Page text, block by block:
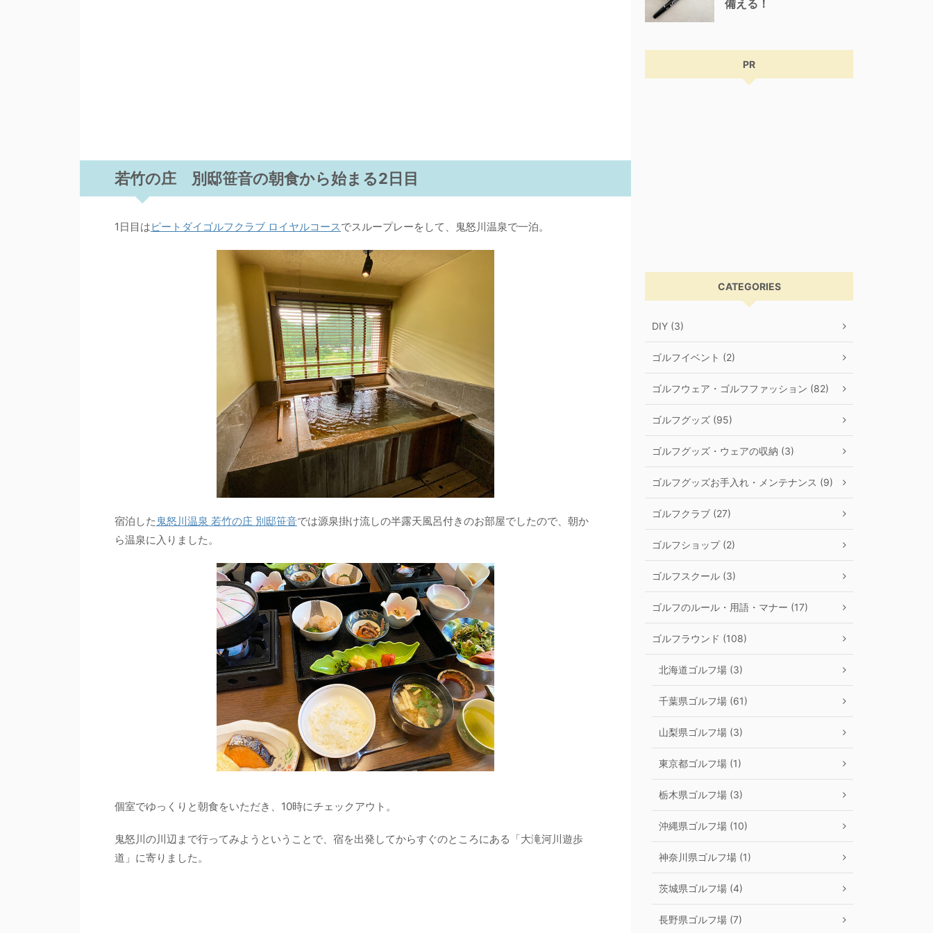
若竹の庄 別邸笹音の朝食から始まる2日目
1日目はピートダイゴルフクラブ ロイヤルコースでスループレーをして、鬼怒川温泉で一泊。
宿泊した 鬼怒川温泉 若竹の庄 別邸笹音では源泉掛け流しの半露天風呂付きのお部屋でしたので、朝か
ら温泉に入りました。
個室でゆっくりと朝食をいただき、10時にチェックアウト。
鬼怒川の川辺まで行ってみようということで、宿を出発してからすぐのところにある「大滝河川遊歩
道」に寄りました。
備える！
PR
CATEGORIES
DIY (3)
ゴルフイベント (2)
ゴルフウェア・ゴルフファッション (82)
ゴルフグッズ (95)
ゴルフグッズ・ウェアの収納 (3)
ゴルフグッズお手入れ・メンテナンス (9)
ゴルフクラブ (27)
ゴルフショップ (2)
ゴルフスクール (3)
ゴルフのルール・用語・マナー (17)
ゴルフラウンド (108)
北海道ゴルフ場 (3)
千葉県ゴルフ場 (61)
山梨県ゴルフ場 (3)
東京都ゴルフ場 (1)
栃木県ゴルフ場 (3)
沖縄県ゴルフ場 (10)
神奈川県ゴルフ場 (1)
茨城県ゴルフ場 (4)
長野県ゴルフ場 (7)